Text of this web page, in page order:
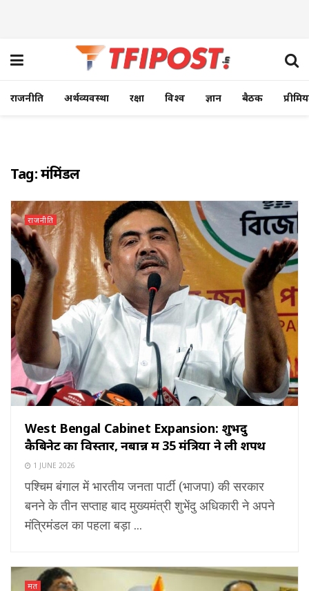
राजनीति अर्थव्यवस्था रक्षा विश्व ज्ञान बैठक
Tag:मंत्रिमंडल
राजनीति
West Bengal Cabinet Expansion: शुभेंदु
कैबिनेट का विस्तार, नबान्न में 35 मंत्रियों ने ली शपथ
1 JUNE 2026
पश्चिम बंगाल में भारतीय जनता पार्टी (भाजपा) की सरकार
बनने के तीन सप्ताह बाद मुख्यमंत्री शुभेंदु अधिकारी ने अपने
मंत्रिमंडल का पहला बड़ा ...
मत